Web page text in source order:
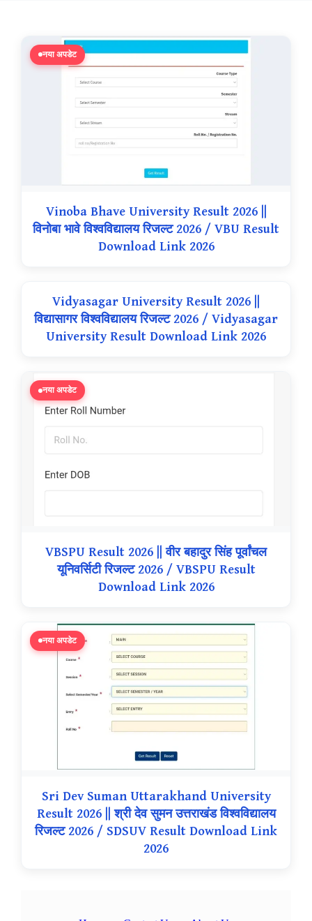
नया अपडेट
Vinoba Bhave University Result 2026 ||
विनोबा भावे विश्वविद्यालय रिजल्ट 2026 / VBU Result
Download Link 2026
Vidyasagar University Result 2026 ||
विद्यासागर विश्वविद्यालय रिजल्ट 2026 / Vidyasagar
University Result Download Link 2026
नया अपडेट
VBSPU Result 2026 || वीर बहादुर सिंह पूर्वांचल
यूनिवर्सिटी रिजल्ट 2026 / VBSPU Result
Download Link 2026
नया अपडेट
Sri Dev Suman Uttarakhand University
Result 2026 || श्री देव सुमन उत्तराखंड विश्वविद्यालय
रिजल्ट 2026 / SDSUV Result Download Link
2026